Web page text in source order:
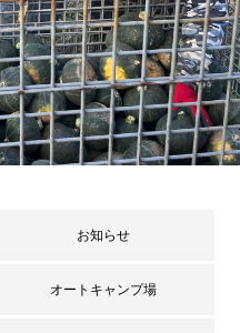
お知らせ
オートキャンプ場